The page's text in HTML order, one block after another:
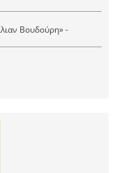
Βουδούρη» -